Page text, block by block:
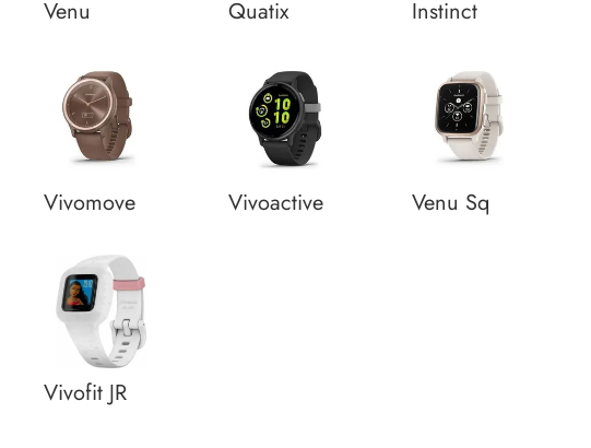
Venu Quatix Instinct
Vivomove Vivoactive Venu Sq
Vivofit JR